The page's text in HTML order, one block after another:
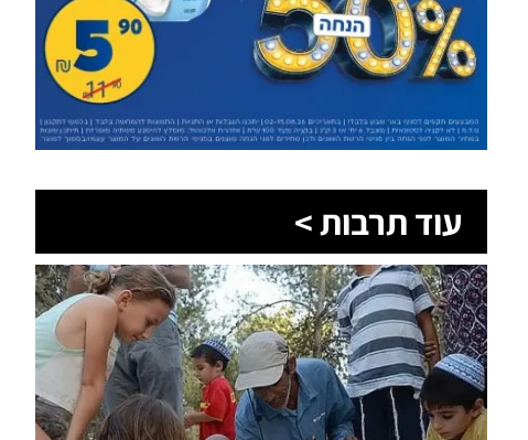
עוד תרבות >